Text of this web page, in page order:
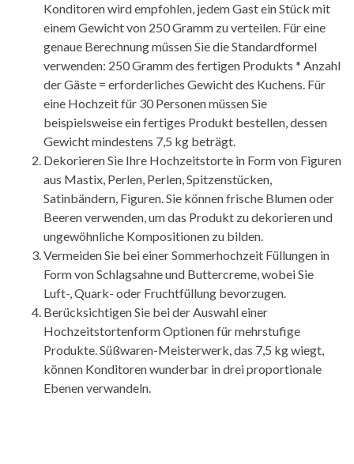
Konditoren wird empfohlen, jedem Gast ein Stück mit
einem Gewicht von 250 Gramm zu verteilen. Für eine
genaue Berechnung müssen Sie die Standardformel
verwenden: 250 Gramm des fertigen Produkts * Anzahl
der Gäste = erforderliches Gewicht des Kuchens. Für
eine Hochzeit für 30 Personen müssen Sie
beispielsweise ein fertiges Produkt bestellen, dessen
Gewicht mindestens 7,5 kg beträgt.
Dekorieren Sie Ihre Hochzeitstorte in Form von Figuren
aus Mastix, Perlen, Perlen, Spitzenstücken,
Satinbändern, Figuren. Sie können frische Blumen oder
Beeren verwenden, um das Produkt zu dekorieren und
ungewöhnliche Kompositionen zu bilden.
Vermeiden Sie bei einer Sommerhochzeit Füllungen in
Form von Schlagsahne und Buttercreme, wobei Sie
Luft-, Quark- oder Fruchtfüllung bevorzugen.
Berücksichtigen Sie bei der Auswahl einer
Hochzeitstortenform Optionen für mehrstufige
Produkte. Süßwaren-Meisterwerk, das 7,5 kg wiegt,
können Konditoren wunderbar in drei proportionale
Ebenen verwandeln.